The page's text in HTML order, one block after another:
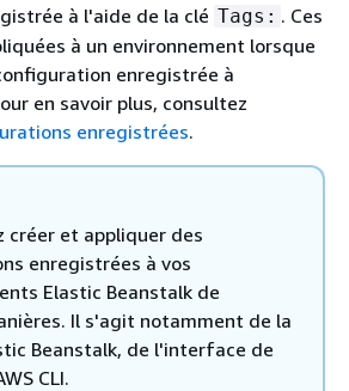
à l'aide de la clé Tags: . Ces
à un environnement lorsque
enregistrée à
en savoir plus, consultez
enregistrées.
créer et appliquer des
enregistrées à vos
Elastic Beanstalk de
Il s'agit notamment de la
Beanstalk, de l'interface de
CLI.